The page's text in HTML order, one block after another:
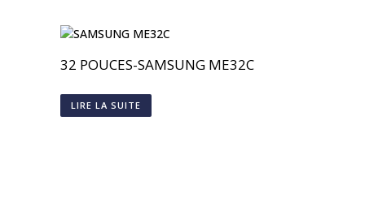
32 POUCES-SAMSUNG ME32C
LIRE LA SUITE